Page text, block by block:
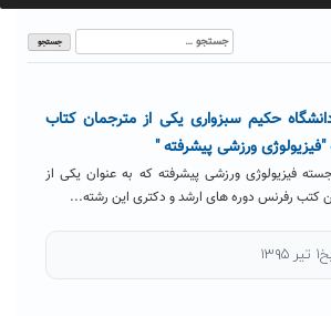
جستجو
برای:
حکیم سبزواری یکی از مترجمان کتاب
ورزشی پیشرفته "
فیزیولوژی ورزشی پیشرفته که به عنوان یکی از
کتب رفرنس دوره های ارشد و دکتری این رشته...